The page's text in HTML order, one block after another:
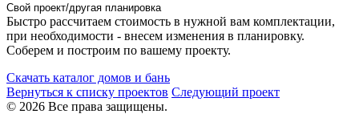
Свой проект/другая планировка
Быстро рассчитаем стоимость в нужной вам комплектации,
при необходимости - внесем изменения в планировку.
Соберем и построим по вашему проекту.
Скачать каталог домов и бань
Вернуться к списку проектов Следующий проект
© 2026 Все права защищены.